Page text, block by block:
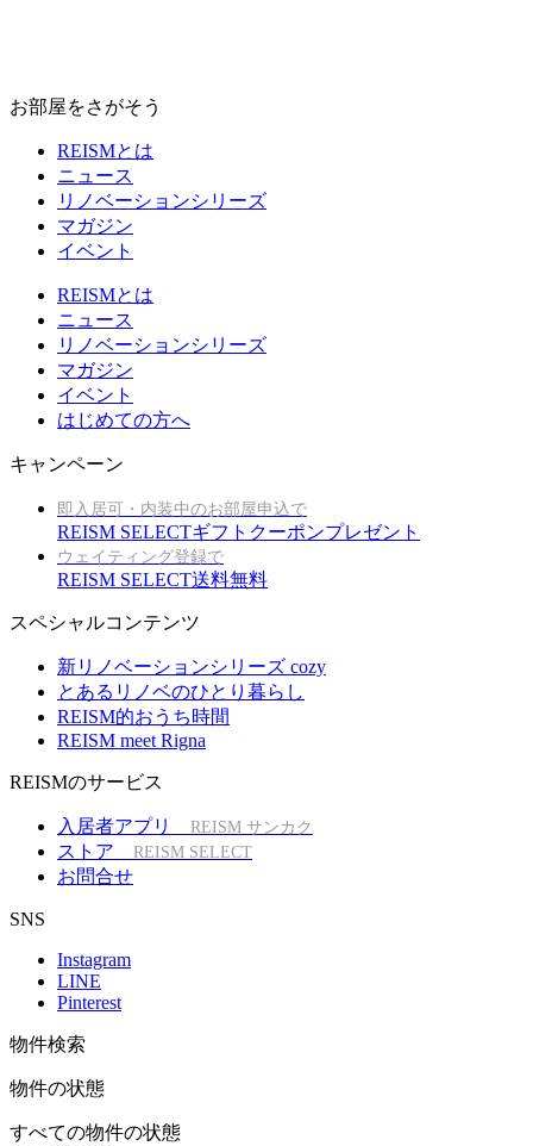
お部屋をさがそう
REISMとは
ニュース
リノベーションシリーズ
マガジン
イベント
REISMとは
ニュース
リノベーションシリーズ
マガジン
イベント
はじめての方へ
キャンペーン
即入居可・内装中のお部屋申込で
REISM SELECTギフトクーポンプレゼント
ウェイティング登録で
REISM SELECT送料無料
スペシャルコンテンツ
新リノベーションシリーズ cozy
とあるリノベのひとり暮らし
REISM的おうち時間
REISM meet Rigna
REISMのサービス
入居者アプリ REISM サンカク
ストア REISM SELECT
お問合せ
SNS
Instagram
LINE
Pinterest
物件検索
物件の状態
すべての物件の状態